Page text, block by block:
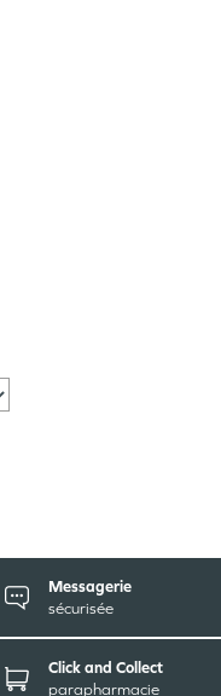
Messagerie
sécurisée
Click and Collect
parapharmacie